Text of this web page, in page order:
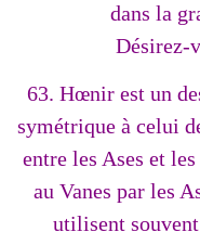
dans la
Désirez-
63. Hœnir est un
symétrique à celui
entre les Ases et
au Vanes par les
utilisent